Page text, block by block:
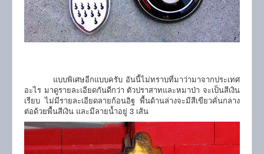
แบบพิเศษอีกแบบครับ อันนี้ไม่ทราบที่มาว่ามาจากประเทศ
อะไร มาดูรายละเอียดกันดีกว่า ตัวปราสาทและหมาป่า จะเป็นสีเงิน
เรียบ ไม่มีรายละเอียดลายก้อนอิฐ พื้นด้านล่างจะมีสีเขียวคั่นกลาง
ต่อด้วยพื้นสีเงิน และมีลายน้ำอยู่ 3 เส้น